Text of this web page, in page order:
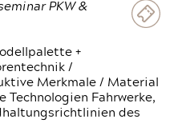
PKW &
+
/
Merkmale / Material
Technologien Fahrwerke,
des